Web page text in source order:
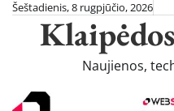
Skip
content
Šeštadienis, 8 rugpjūčio, 2026
Naujienos,